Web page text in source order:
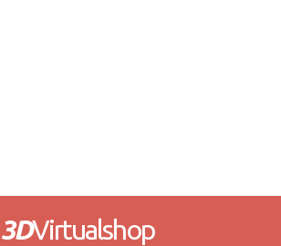
3DVirtualshop